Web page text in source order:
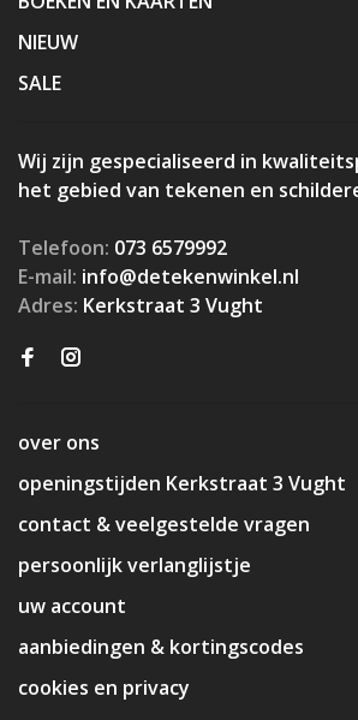
NIEUW
SALE
Wij zijn gespecialiseerd in
het gebied van tekenen en
Telefoon: 073 6579992
E-mail: info@detekenwinkel.nl
Adres: Kerkstraat 3 Vught
over ons
openingstijden Kerkstraat 3 Vught
contact & veelgestelde vragen
persoonlijk verlanglijstje
uw account
aanbiedingen & kortingscodes
cookies en privacy